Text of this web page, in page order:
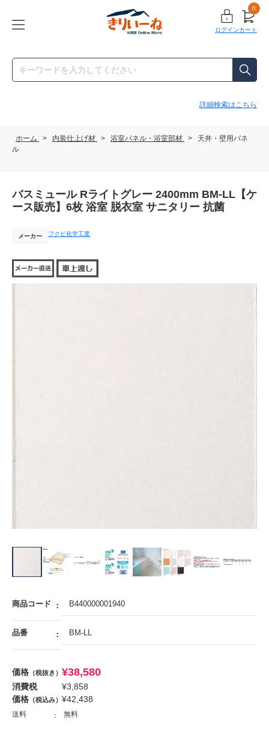
ログイン
0
カート
詳細検索はこちら
ホーム > 内装仕上げ材 > 浴室パネル・浴室部材 >
天井・壁用パネ
ル
バスミュール Rライトグレー 2400mm BM-LL【ケ
ース販売】6枚 浴室 脱衣室 サニタリー 抗菌
メーカー フクビ化学工業
商品コード B440000001940
品番 BM-LL
価格 （税抜き） ¥38,580
消費税 ¥3,858
価格 （税込み） ¥42,438
送料 無料